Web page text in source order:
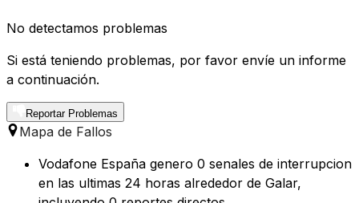
No detectamos problemas
Si está teniendo problemas, por favor envíe un informe
a continuación.
Reportar Problemas
Mapa de Fallos
Vodafone España genero 0 senales de interrupcion
en las ultimas 24 horas alrededor de Galar,